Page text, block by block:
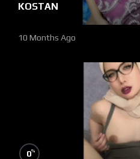
KOSTAN
10 Months Ago
0%